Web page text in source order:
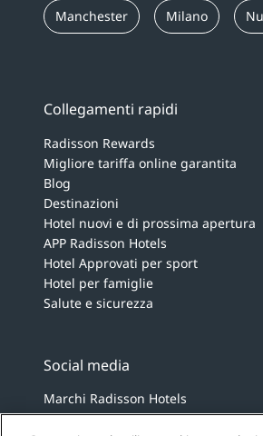
Manchester Milano
Collegamenti rapidi
Radisson Rewards
Migliore tariffa online garantita
Blog
Destinazioni
Hotel nuovi e di prossima apertura
APP Radisson Hotels
Hotel Approvati per sport
Hotel per famiglie
Salute e sicurezza
Social media
Marchi Radisson Hotels